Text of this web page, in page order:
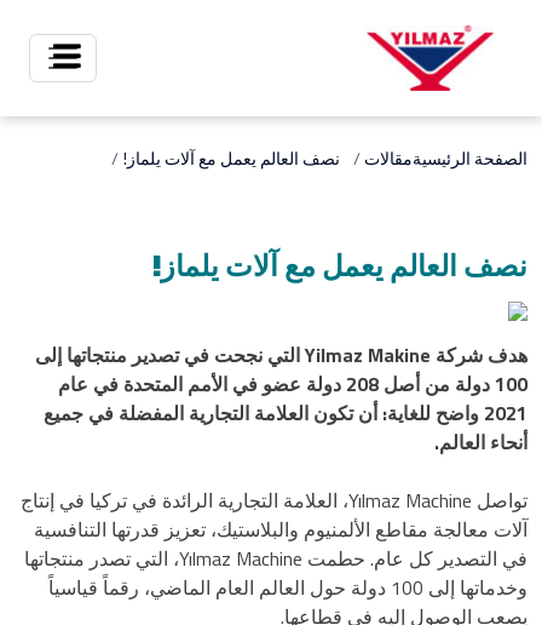
الصفحة الرئيسيةمقالات نصف العالم يعمل مع آلات يلماز!
نصف العالم يعمل مع آلات يلماز!
هدف شركة Yilmaz Makine التي نجحت في تصدير منتجاتها إلى
100 دولة من أصل 208 دولة عضو في الأمم المتحدة في عام
2021 واضح للغاية: أن تكون العلامة التجارية المفضلة في جميع
أنحاء العالم.
تواصل Yılmaz Machine، العلامة التجارية الرائدة في تركيا في إنتاج
آلات معالجة مقاطع الألمنيوم والبلاستيك، تعزيز قدرتها التنافسية
في التصدير كل عام. حطمت Yılmaz Machine، التي تصدر منتجاتها
وخدماتها إلى 100 دولة حول العالم العام الماضي، رقماً قياسياً
يصعب الوصول إليه في قطاعها.